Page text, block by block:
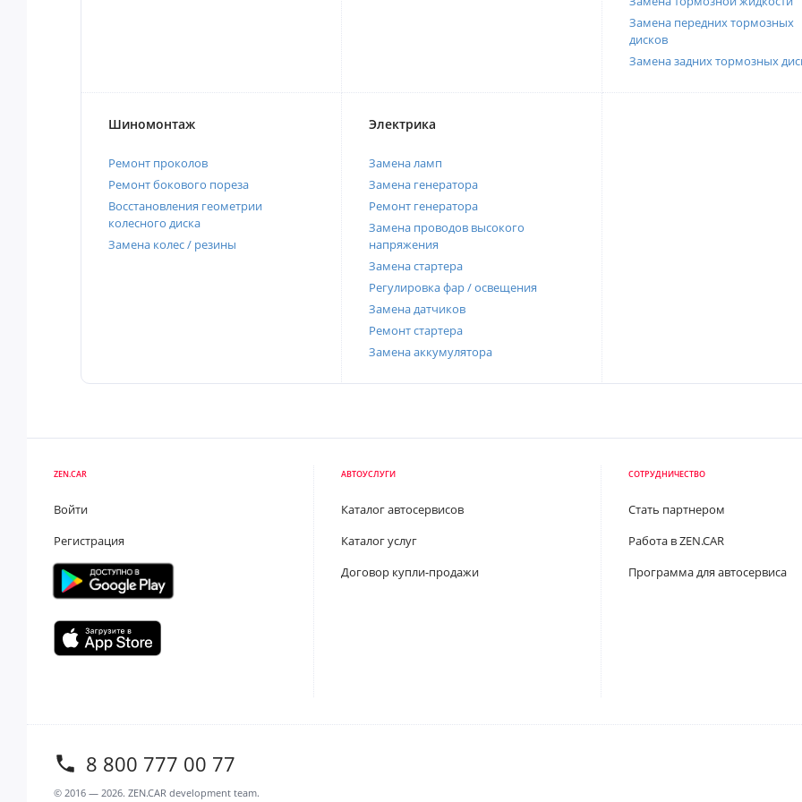
Замена передних тормозных
дисков
Замена задних тормозных
Шиномонтаж
Ремонт проколов
Ремонт бокового пореза
Восстановления геометрии
колесного диска
Замена колес / резины
Электрика
Замена ламп
Замена генератора
Ремонт генератора
Замена проводов высокого
напряжения
Замена стартера
Регулировка фар / освещения
Замена датчиков
Ремонт стартера
Замена аккумулятора
ZEN.CAR
Войти
Регистрация
АВТОУСЛУГИ
Каталог автосервисов
Каталог услуг
Договор купли-продажи
СОТРУДНИЧЕСТВО
Стать партнером
Работа в ZEN.CAR
Программа для автосервиса
8 800 777 00 77
© 2016 — 2026. ZEN.CAR development team.